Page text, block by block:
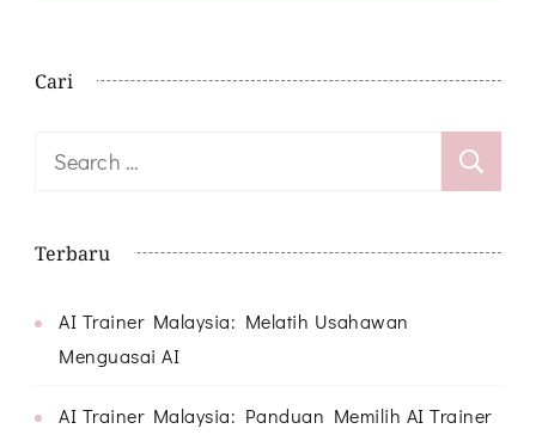
Cari
Search
Terbaru
AI Trainer Malaysia: Melatih Usahawan
Menguasai AI
AI Trainer Malaysia: Panduan Memilih AI Trainer